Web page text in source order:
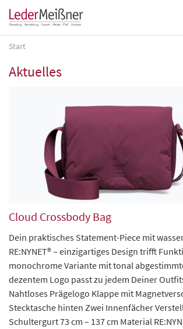
Start
Aktuelles
Cloud Crossbody Bag
Dein praktisches Statement-Piece mit
RE:NYNET® – einzigartiges Design trifft
monochrome Variante mit tonal
dezentem Logo passt zu jedem Deiner
Nahtloses Prägelogo Klappe mit
Stecktasche hinten Zwei Innenfächer
Schultergurt 73 cm – 137 cm Material